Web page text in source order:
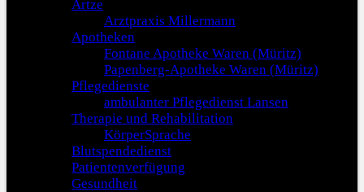
Ärtze
Arztpraxis Millermann
Apotheken
Fontane Apotheke Waren (Müritz)
Papenberg-Apotheke Waren (Müritz)
Pflegedienste
ambulanter Pflegedienst Lansen
Therapie und Rehabilitation
KörperSprache
Blutspendedienst
Patientenverfügung
Gesundheit